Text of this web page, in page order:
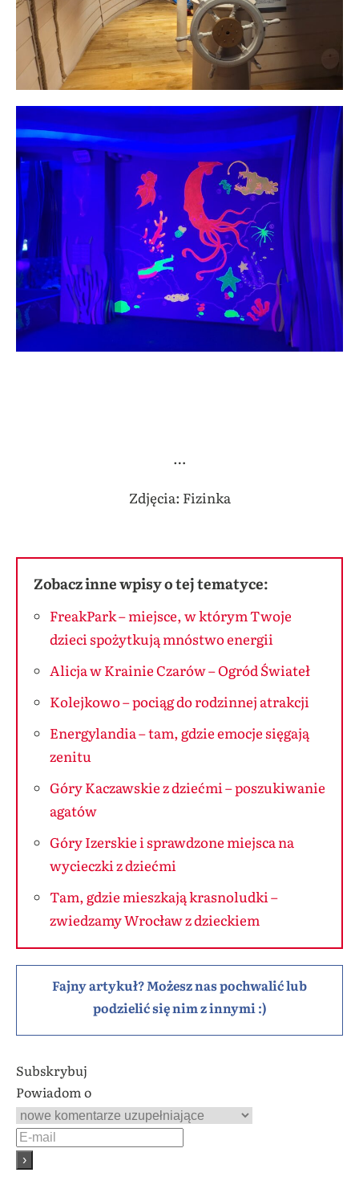
…
Zdjęcia: Fizinka
Zobacz inne wpisy o tej tematyce:
FreakPark – miejsce, w którym Twoje
dzieci spożytkują mnóstwo energii
Alicja w Krainie Czarów – Ogród Świateł
Kolejkowo – pociąg do rodzinnej atrakcji
Energylandia – tam, gdzie emocje sięgają
zenitu
Góry Kaczawskie z dziećmi – poszukiwanie
agatów
Góry Izerskie i sprawdzone miejsca na
wycieczki z dziećmi
Tam, gdzie mieszkają krasnoludki –
zwiedzamy Wrocław z dzieckiem
Fajny artykuł? Możesz nas pochwalić lub
podzielić się nim z innymi :)
Subskrybuj
Powiadom o